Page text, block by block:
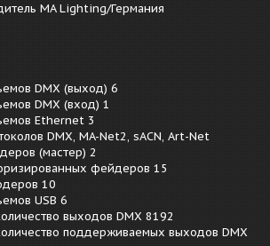
MA Lighting/Германия
DMX (выход) 6
DMX (вход) 1
Ethernet 3
DMX, MA-Net2, sACN, Art-Net
(мастер) 2
фейдеров 15
10
USB 6
выходов DMX 8192
поддерживаемых выходов DMX